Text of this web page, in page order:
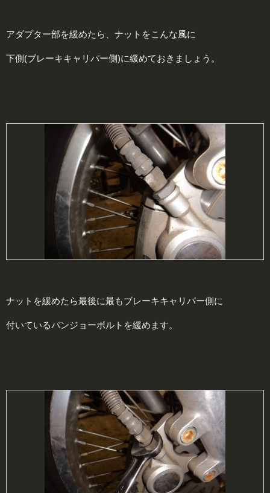
アダプター部を緩めたら、ナットをこんな風に
下側(ブレーキキャリパー側)に緩めておきましょう。
ナットを緩めたら最後に最もブレーキキャリパー側に
付いているバンジョーボルトを緩めます。